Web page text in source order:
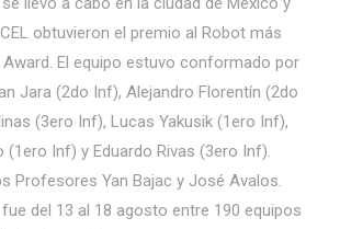
obtuvieron el premio al Robot más
El equipo estuvo conformado por
Jara (2do Inf), Alejandro Florentín (2do
(3ero Inf), Lucas Yakusik (1ero Inf),
(1ero Inf) y Eduardo Rivas (3ero Inf).
Profesores Yan Bajac y José Avalos.
del 13 al 18 agosto entre 190 equipos